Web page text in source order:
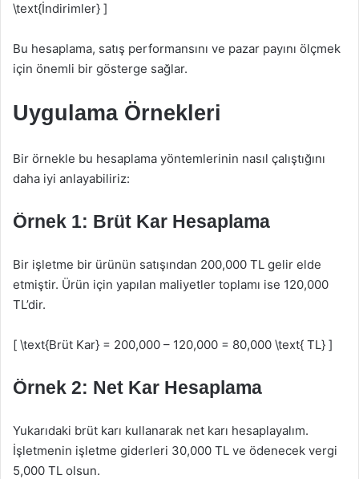
\text{İndirimler} ]
Bu hesaplama, satış performansını ve pazar payını ölçmek
için önemli bir gösterge sağlar.
Uygulama Örnekleri
Bir örnekle bu hesaplama yöntemlerinin nasıl çalıştığını
daha iyi anlayabiliriz:
Örnek 1: Brüt Kar Hesaplama
Bir işletme bir ürünün satışından 200,000 TL gelir elde
etmiştir. Ürün için yapılan maliyetler toplamı ise 120,000
TL’dir.
[ \text{Brüt Kar} = 200,000 – 120,000 = 80,000 \text{ TL} ]
Örnek 2: Net Kar Hesaplama
Yukarıdaki brüt karı kullanarak net karı hesaplayalım.
İşletmenin işletme giderleri 30,000 TL ve ödenecek vergi
5,000 TL olsun.